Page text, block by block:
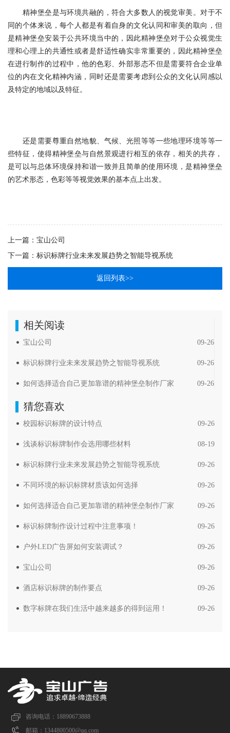
精神堡垒是与环境共融的，符合大多数人的视觉审美。对于不
同的个体来说，每个人都是有着自身的文化认同和审美的取向，但
是精神堡垒安装于公共环境当中的，因此精神堡垒对于公众视觉生
理和心理上的共通性或者是舒适性确实非常重要的，因此精神堡垒
在进行制作的过程中，他的色彩、外部形态不但是需要符合企业单
位的内在文化精神内涵，同时还是需要考虑到公众的文化认同感以
及特定的地域以及特征。
还是需要尊重自然地貌、气候、光照等等一些地理环境等等一
些特征，使得精神堡垒与自然景观进行相互的依存，相关的共存，
是可以与总体环境保持和谐一致并且简单的使用环境，是精神堡垒
的艺术形态，色彩等等视觉效果的基本点上出发。
上一篇： 宝山公司
下一篇： 标识标牌行业未来发展趋势之智能导视系统
返回列表>>
相关阅读
宝山公司 09-26
标识标牌行业未来发展趋势之智能导视系统 09-26
如何选择适合自己更加靠谱的精神堡垒制作厂家 09-26
猜您喜欢
校园标识标牌的设计特点 09-26
浅谈标识标牌制作会选用哪些材料 08-19
标识标牌行业未来发展趋势之智能导视系统 09-26
不同环境的标识标牌材质该如何选择 09-26
如何选择适合自己更加靠谱的精神堡垒制作厂家 09-26
标识标牌制作设计过程中注意事项！ 09-26
户外LED广告屏如何安装调试？ 09-26
宝山公司 09-26
酒店标识标牌的制作要点 09-26
数字标牌在我们生活中越来越多的得到运用！ 09-26
咨询电话：18890673888
邮箱：1344800500@qq.com